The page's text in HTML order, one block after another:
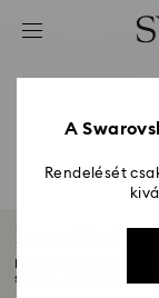
Hozzáférési-
2 - Lábléc
3 – Szűrés
4 - keresési
Lucent
Készüljön fel a
színek...
A
Rendelését